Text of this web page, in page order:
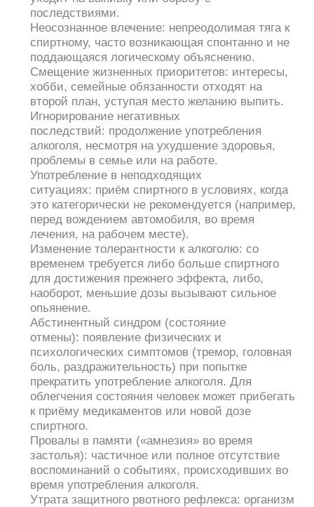
последствиями.
Неосознанное влечение: непреодолимая тяга к
спиртному, часто возникающая спонтанно и не
поддающаяся логическому объяснению.
Смещение жизненных приоритетов: интересы,
хобби, семейные обязанности отходят на
второй план, уступая место желанию выпить.
Игнорирование негативных
последствий: продолжение употребления
алкоголя, несмотря на ухудшение здоровья,
проблемы в семье или на работе.
Употребление в неподходящих
ситуациях: приём спиртного в условиях, когда
это категорически не рекомендуется (например,
перед вождением автомобиля, во время
лечения, на рабочем месте).
Изменение толерантности к алкоголю: со
временем требуется либо больше спиртного
для достижения прежнего эффекта, либо,
наоборот, меньшие дозы вызывают сильное
опьянение.
Абстинентный синдром (состояние
отмены): появление физических и
психологических симптомов (тремор, головная
боль, раздражительность) при попытке
прекратить употребление алкоголя. Для
облегчения состояния человек может прибегать
к приёму медикаментов или новой дозе
спиртного.
Провалы в памяти («амнезия» во время
застолья): частичное или полное отсутствие
воспоминаний о событиях, происходивших во
время употребления алкоголя.
Утрата защитного рвотного рефлекса: организм